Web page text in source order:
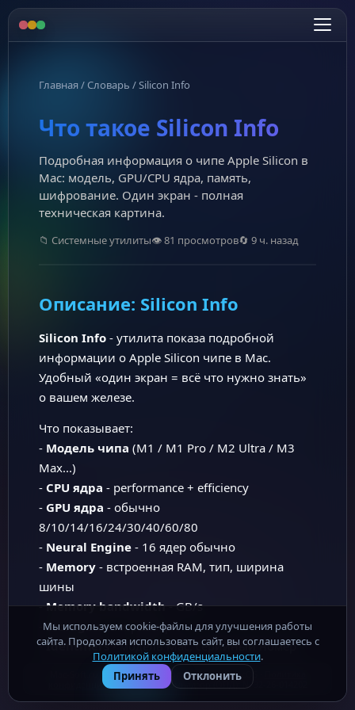
Главная / Словарь /Silicon Info
Что такое Silicon Info
Подробная информация о чипе Apple Silicon в
Mac: модель, GPU/CPU ядра, память,
шифрование. Один экран - полная
техническая картина.
📁 Системные утилиты👁 81 просмотров🔄 9 ч. назад
Описание: Silicon Info
Silicon Info- утилита показа подробной
информации о Apple Silicon чипе в Mac.
Удобный «один экран = всё что нужно знать»
о вашем железе.
Что показывает:
- Модель чипа (M1 / M1 Pro / M2 Ultra / M3
Max...)
- CPU ядра - performance + efficiency
- GPU ядра - обычно
8/10/14/16/24/30/40/60/80
- Neural Engine- 16 ядер обычно
- Memory- встроенная RAM, тип, ширина
шины
-Memory bandwidth- GB/s
-Storageтип и размер
-Identifiers- модель Mac, серийный номер
Зачем нужно:
Mac-Soft.ru - бесплатные программы для macOS ·
конфиденциальности
· Роскомнадзор (ОПД): № 32-26-014202
Мы используем cookie-файлы для улучшения работы
сайта. Продолжая использовать сайт, вы соглашаетесь с
Политикой конфиденциальности.
Принять
Отклонить